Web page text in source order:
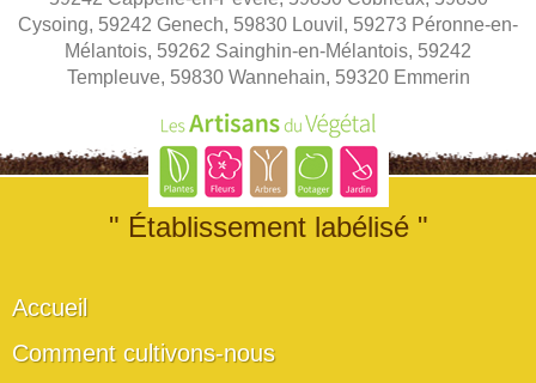
Cysoing, 59242 Genech, 59830 Louvil, 59273 Péronne-en-
Mélantois, 59262 Sainghin-en-Mélantois, 59242
Templeuve, 59830 Wannehain, 59320 Emmerin
" Établissement labélisé "
Accueil
Comment cultivons-nous